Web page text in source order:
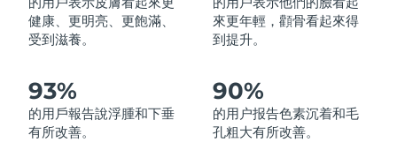
健康、更明亮、更飽滿、
受到滋養。
來更年輕，顴骨看起來得
到提升。
93%
的用戶報告說浮腫和下垂
有所改善。
90%
的用户报告色素沉着和毛
孔粗大有所改善。
波蘭 預計送達日期
葡萄牙 預計送達日期
波多黎各 預計送達日期8/11/26